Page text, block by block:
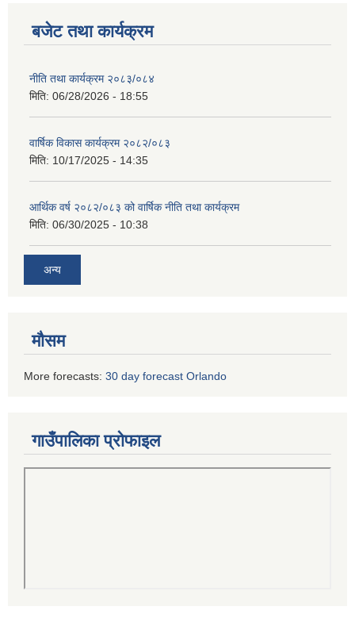
बजेट तथा कार्यक्रम
नीति तथा कार्यक्रम २०८३/०८४
मिति: 06/28/2026 - 18:55
वार्षिक विकास कार्यक्रम २०८२/०८३
मिति: 10/17/2025 - 14:35
आर्थिक वर्ष २०८२/०८३ को वार्षिक नीति तथा कार्यक्रम
मिति: 06/30/2025 - 10:38
अन्य
मौसम
More forecasts: 30 day forecast Orlando
गाउँपालिका प्रोफाइल